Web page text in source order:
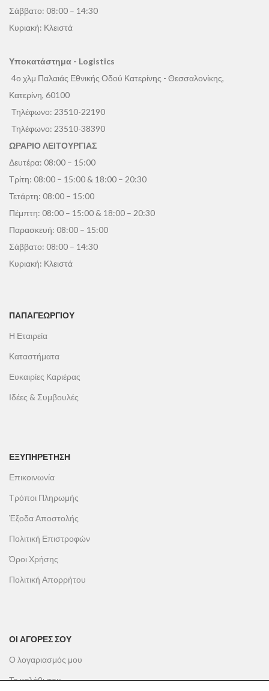
Σάββατο: 08:00 – 14:30
Κυριακή: Κλειστά
Υποκατάστημα - Logistics
4ο χλμ Παλαιάς Εθνικής Οδού Κατερίνης - Θεσσαλονίκης,
Κατερίνη, 60100
Τηλέφωνο: 23510-22190
Τηλέφωνο: 23510-38390
ΩΡΑΡΙΟ ΛΕΙΤΟΥΡΓΙΑΣ
Δευτέρα: 08:00 – 15:00
Τρίτη: 08:00 – 15:00 & 18:00 – 20:30
Τετάρτη: 08:00 – 15:00
Πέμπτη: 08:00 – 15:00 & 18:00 – 20:30
Παρασκευή: 08:00 – 15:00
Σάββατο: 08:00 – 14:30
Κυριακή: Κλειστά
ΠΑΠΑΓΕΩΡΓΊΟΥ
Η Εταιρεία
Καταστήματα
Ευκαιρίες Καριέρας
Ιδέες & Συμβουλές
ΕΞΥΠΗΡΕΤΗΣΗ
Επικοινωνία
Τρόποι Πληρωμής
Έξοδα Αποστολής
Πολιτική Επιστροφών
Όροι Χρήσης
Πολιτική Απορρήτου
ΟΙ ΑΓΟΡΕΣ ΣΟΥ
Ο λογαριασμός μου
Το καλάθι σου